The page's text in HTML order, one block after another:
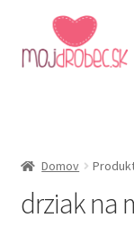
Preskočiť
na
navigáciu
Preskočiť
na
obsah
Podľa veku
Kategórie
Domov
drziak na